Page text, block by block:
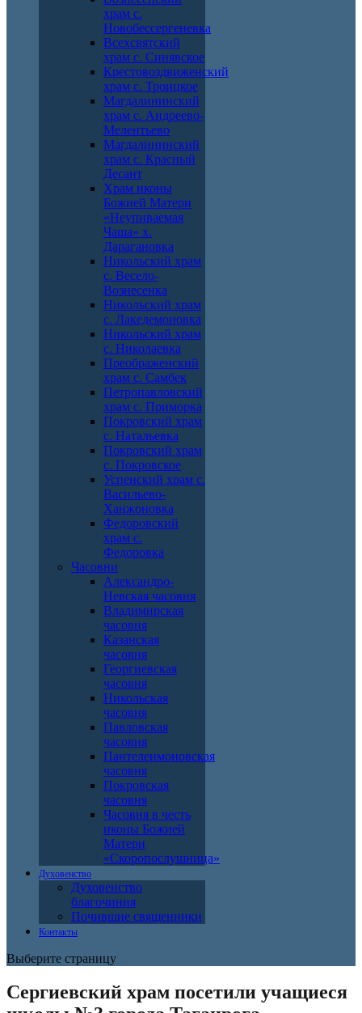
храм с.
Новобессергеневка
Всехсвятский
храм с. Синявское
Крестовоздвиженский
храм с. Троицкое
Магдалининский
храм с. Андреево-
Мелентьево
Магдалининский
храм с. Красный
Десант
Храм иконы
Божией Матери
«Неупиваемая
Чаша» х.
Дарагановка
Никольский храм
с. Весело-
Вознесенка
Никольский храм
с. Лакедемоновка
Никольский храм
с. Николаевка
Преображенский
храм с. Самбек
Петропавловский
храм с. Приморка
Покровский храм
с. Натальевка
Покровский храм
с. Покровское
Успенский храм с.
Васильево-
Ханжоновка
Федоровский
храм с.
Федоровка
Часовни
Александро-
Невская часовня
Владимирская
часовня
Казанская
часовня
Георгиевская
часовня
Никольская
часовня
Павловская
часовня
Пантелеимоновская
часовня
Покровская
часовня
Часовня в честь
иконы Божией
Матери
«Скоропослушница»
Духовенство
Духовенство
благочиния
Почившие священники
Контакты
Выберите страницу
Сергиевский храм посетили учащиеся